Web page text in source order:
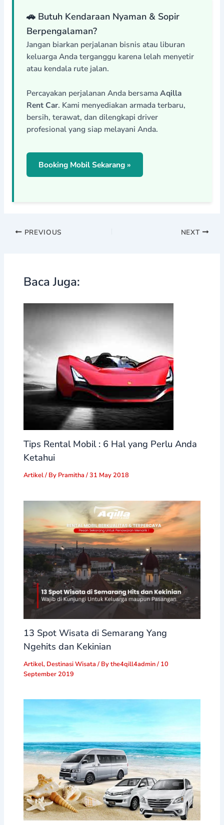
🚗 Butuh Kendaraan Nyaman & Sopir
Berpengalaman?
Jangan biarkan perjalanan bisnis atau liburan
keluarga Anda terganggu karena lelah menyetir
atau kendala rute jalan.
Percayakan perjalanan Anda bersamaAqilla
Rent Car. Kami menyediakan armada terbaru,
bersih, terawat, dan dilengkapi driver
profesional yang siap melayani Anda.
Booking Mobil Sekarang »
PREVIOUS NEXT
Baca Juga:
Tips Rental Mobil : 6 Hal yang Perlu Anda
Ketahui
Artikel/ By Pramitha/31 May 2018
13 Spot Wisata di Semarang Yang
Ngehits dan Kekinian
Artikel, Destinasi Wisata/ Bythe4qill4admin/ 10
September 2019